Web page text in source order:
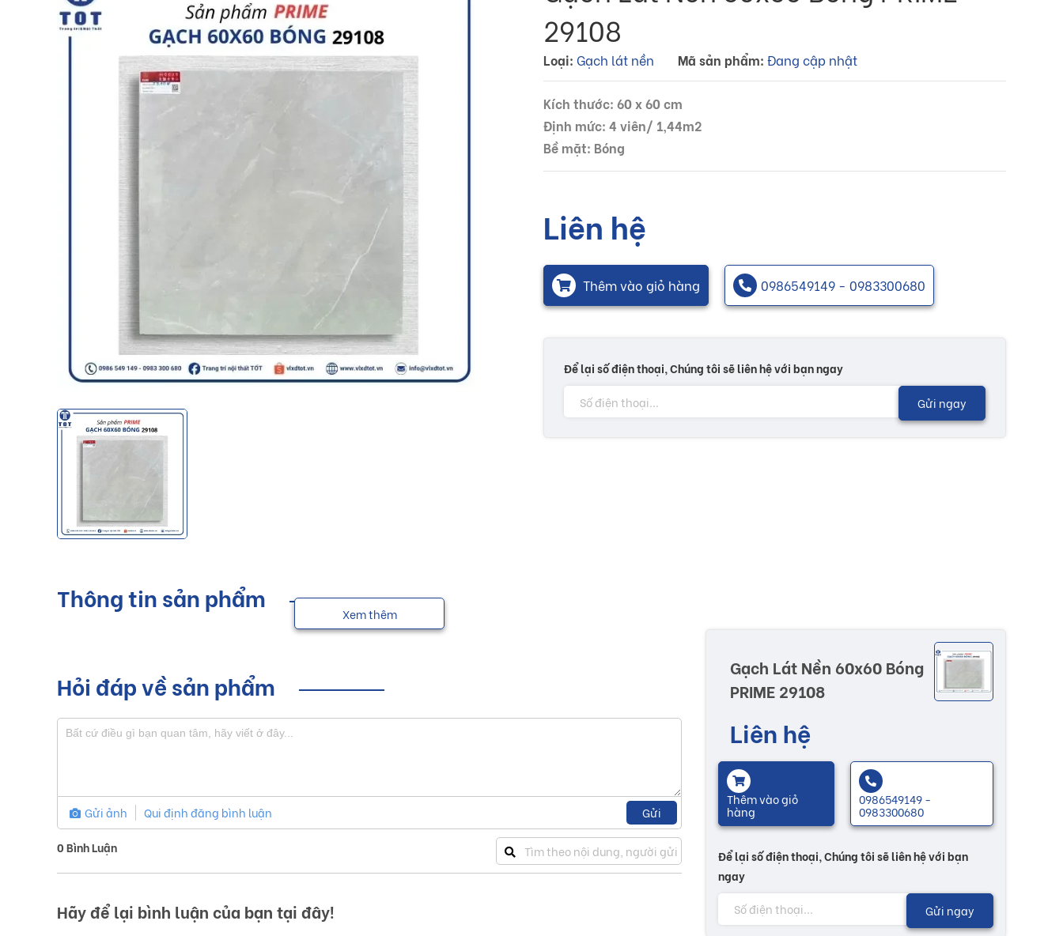
29108
Loại: Gạch lát nền Mã sản phẩm: Đang cập nhật
Kích thước: 60 x 60 cm
Định mức: 4 viên/ 1,44m2
Bề mặt: Bóng
Liên hệ
Thêm vào giỏ hàng 0986549149 - 0983300680
Để lại số điện thoại, Chúng tôi sẽ liên hệ với bạn ngay
Gửi ngay
Thông tin sản phẩm
Xem thêm
Hỏi đáp về sản phẩm
Gửi ảnh Qui định đăng bình luận Gửi
0Bình Luận
Hãy để lại bình luận của bạn tại đây!
Gạch Lát Nền 60x60 Bóng
PRIME 29108
Liên hệ
Thêm vào giỏ
hàng
0986549149 -
0983300680
Để lại số điện thoại, Chúng tôi sẽ liên hệ với bạn
ngay
Gửi ngay